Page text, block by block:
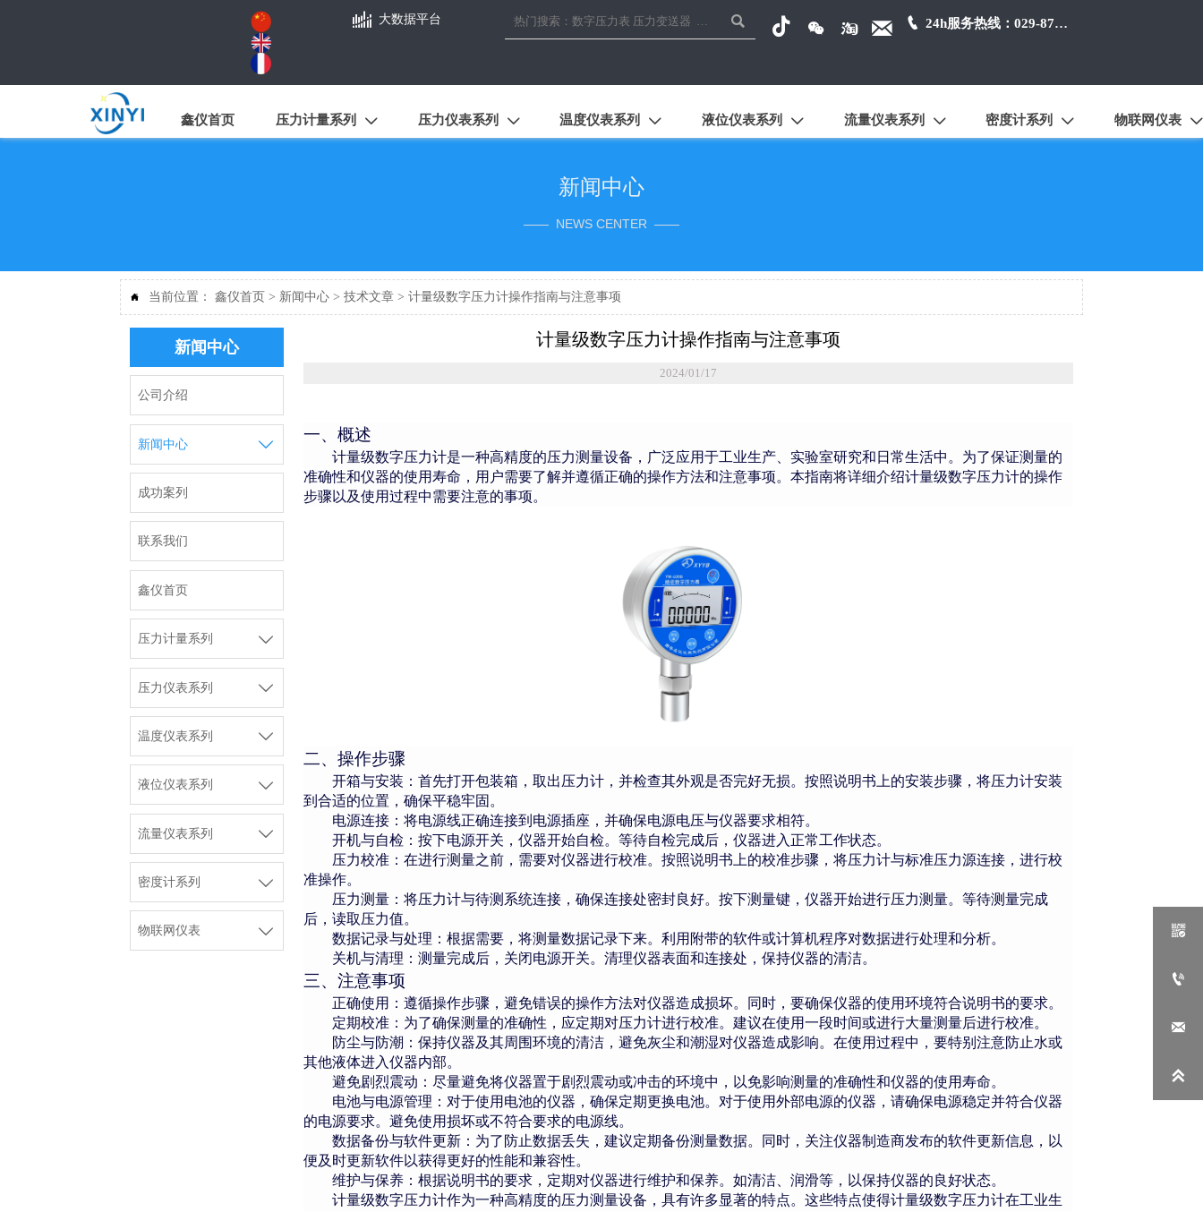
 大数据平台       24h服务热线：029-87384650
鑫仪首页 压力计量系列  压力仪表系列  温度仪表系列  液位仪表系列  流量仪表系列  密度计系列  物联网仪表 
新闻中心
—— NEWS CENTER ——
 当前位置：鑫仪首页 > 新闻中心 >技术文章 >计量级数字压力计操作指南与注意事项
新闻中心
公司介绍
新闻中心 
成功案列
联系我们
鑫仪首页
压力计量系列 
压力仪表系列 
温度仪表系列 
液位仪表系列 
流量仪表系列 
密度计系列 
物联网仪表 
计量级数字压力计操作指南与注意事项
2024/01/17
一、概述
计量级数字压力计是一种高精度的压力测量设备，广泛应用于工业生产、实验室研究和日常生活中。为了保证测量的
准确性和仪器的使用寿命，用户需要了解并遵循正确的操作方法和注意事项。本指南将详细介绍计量级数字压力计的操作
步骤以及使用过程中需要注意的事项。
二、操作步骤
开箱与安装：首先打开包装箱，取出压力计，并检查其外观是否完好无损。按照说明书上的安装步骤，将压力计安装
到合适的位置，确保平稳牢固。
电源连接：将电源线正确连接到电源插座，并确保电源电压与仪器要求相符。
开机与自检：按下电源开关，仪器开始自检。等待自检完成后，仪器进入正常工作状态。
压力校准：在进行测量之前，需要对仪器进行校准。按照说明书上的校准步骤，将压力计与标准压力源连接，进行校
准操作。
压力测量：将压力计与待测系统连接，确保连接处密封良好。按下测量键，仪器开始进行压力测量。等待测量完成
后，读取压力值。
数据记录与处理：根据需要，将测量数据记录下来。利用附带的软件或计算机程序对数据进行处理和分析。
关机与清理：测量完成后，关闭电源开关。清理仪器表面和连接处，保持仪器的清洁。
三、注意事项
正确使用：遵循操作步骤，避免错误的操作方法对仪器造成损坏。同时，要确保仪器的使用环境符合说明书的要求。
定期校准：为了确保测量的准确性，应定期对压力计进行校准。建议在使用一段时间或进行大量测量后进行校准。
防尘与防潮：保持仪器及其周围环境的清洁，避免灰尘和潮湿对仪器造成影响。在使用过程中，要特别注意防止水或
其他液体进入仪器内部。
避免剧烈震动：尽量避免将仪器置于剧烈震动或冲击的环境中，以免影响测量的准确性和仪器的使用寿命。
电池与电源管理：对于使用电池的仪器，确保定期更换电池。对于使用外部电源的仪器，请确保电源稳定并符合仪器
的电源要求。避免使用损坏或不符合要求的电源线。
数据备份与软件更新：为了防止数据丢失，建议定期备份测量数据。同时，关注仪器制造商发布的软件更新信息，以
便及时更新软件以获得更好的性能和兼容性。
维护与保养：根据说明书的要求，定期对仪器进行维护和保养。如清洁、润滑等，以保持仪器的良好状态。
计量级数字压力计作为一种高精度的压力测量设备，具有许多显著的特点。这些特点使得计量级数字压力计在工业生



